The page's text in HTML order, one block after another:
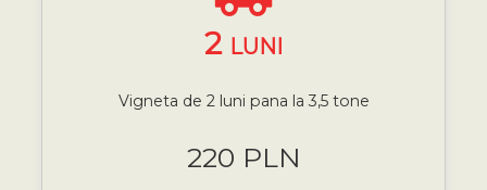
2 LUNI
Vigneta de 2 luni pana la 3,5 tone
220 PLN